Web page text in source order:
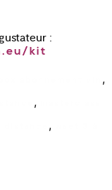
:
kit
,
,
,